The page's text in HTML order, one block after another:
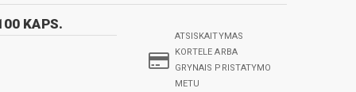
KAPS.
ATSISKAITYMAS
KORTELE ARBA
GRYNAIS PRISTATYMO
METU